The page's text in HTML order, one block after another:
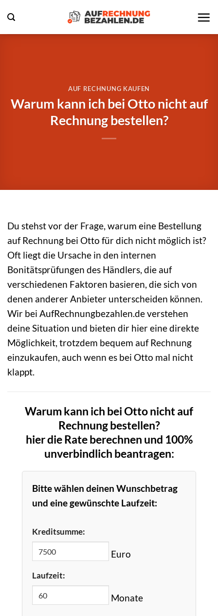
Inhalt
springen
AUF RECHNUNG KAUFEN
Warum kann ich bei Otto nicht auf
Rechnung bestellen?
Du stehst vor der Frage, warum eine Bestellung
auf Rechnung bei Otto für dich nicht möglich ist?
Oft liegt die Ursache in den internen
Bonitätsprüfungen des Händlers, die auf
verschiedenen Faktoren basieren, die sich von
denen anderer Anbieter unterscheiden können.
Wir bei AufRechnungbezahlen.de verstehen
deine Situation und bieten dir hier eine direkte
Möglichkeit, trotzdem bequem auf Rechnung
einzukaufen, auch wenn es bei Otto mal nicht
klappt.
Warum kann ich bei Otto nicht auf
Rechnung bestellen?
hier die Rate berechnen und 100%
unverbindlich beantragen:
Bitte wählen deinen Wunschbetrag
und eine gewünschte Laufzeit:
Kreditsumme:
Euro
Laufzeit:
Monate